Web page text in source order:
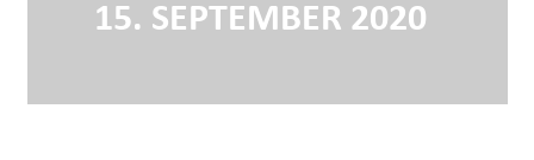
15. SEPTEMBER 2020